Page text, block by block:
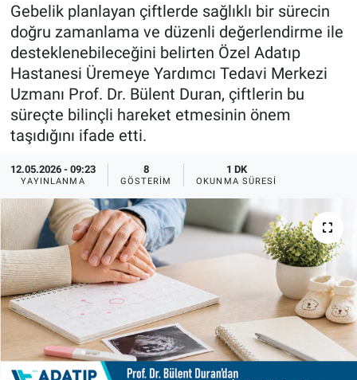
Gebelik planlayan çiftlerde sağlıklı bir sürecin
doğru zamanlama ve düzenli değerlendirme ile
desteklenebileceğini belirten Özel Adatıp
Hastanesi Üremeye Yardımcı Tedavi Merkezi
Uzmanı Prof. Dr. Bülent Duran, çiftlerin bu
süreçte bilinçli hareket etmesinin önem
taşıdığını ifade etti.
12.05.2026 - 09:23
YAYINLANMA
8
GÖSTERIM
1 DK
OKUNMA SÜRESI